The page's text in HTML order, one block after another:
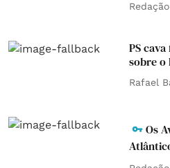
PS
sobre o
Rafael
Os